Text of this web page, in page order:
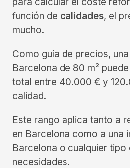
función de calidades, el
mucho.
Como guía de precios,
Barcelona de 80 m²
total entre 40.000 € y
calidad.
Este rango aplica tanto a
en Barcelona como a una
Barcelona o cualquier tipo
necesidades.